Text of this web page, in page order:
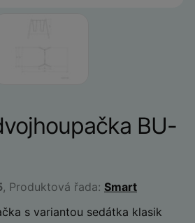
BU-
, Produktová řada: Smart
s variantou sedátka klasik